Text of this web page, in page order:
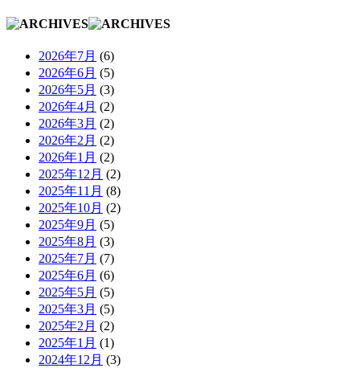
2026年7月 (6)
2026年6月 (5)
2026年5月 (3)
2026年4月 (2)
2026年3月 (2)
2026年2月 (2)
2026年1月 (2)
2025年12月 (2)
2025年11月 (8)
2025年10月 (2)
2025年9月 (5)
2025年8月 (3)
2025年7月 (7)
2025年6月 (6)
2025年5月 (5)
2025年3月 (5)
2025年2月 (2)
2025年1月 (1)
2024年12月 (3)